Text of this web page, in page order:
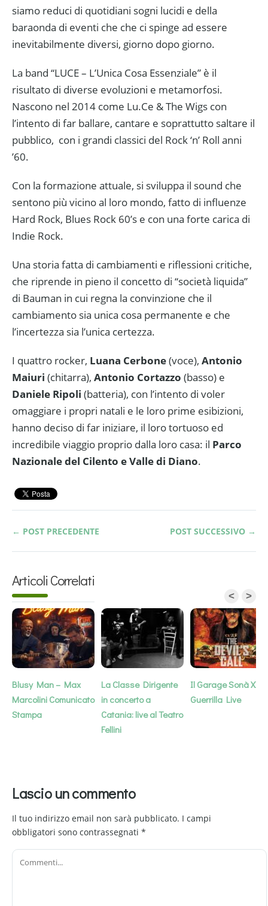
siamo reduci di quotidiani sogni lucidi e della
baraonda di eventi che che ci spinge ad essere
inevitabilmente diversi, giorno dopo giorno.
La band “LUCE – L’Unica Cosa Essenziale” è il
risultato di diverse evoluzioni e metamorfosi.
Nascono nel 2014 come Lu.Ce & The Wigs con
l’intento di far ballare, cantare e soprattutto saltare il
pubblico, con i grandi classici del Rock ‘n’ Roll anni
’60.
Con la formazione attuale, si sviluppa il sound che
sentono più vicino al loro mondo, fatto di influenze
Hard Rock, Blues Rock 60’s e con una forte carica di
Indie Rock.
Una storia fatta di cambiamenti e riflessioni critiche,
che riprende in pieno il concetto di “società liquida”
di Bauman in cui regna la convinzione che il
cambiamento sia unica cosa permanente e che
l’incertezza sia l’unica certezza.
I quattro rocker, Luana Cerbone(voce), Antonio
Maiuri (chitarra), Antonio Cortazzo (basso) e
Daniele Ripoli (batteria), con l’intento di voler
omaggiare i propri natali e le loro prime esibizioni,
hanno deciso di far iniziare, il loro tortuoso ed
incredibile viaggio proprio dalla loro casa: il Parco
Nazionale del Cilento e Valle di Diano.
← POST PRECEDENTE POST SUCCESSIVO →
Articoli Correlati
Blusy Man – Max
Marcolini Comunicato
Stampa
La Classe Dirigente
in concerto a
Catania: live al Teatro
Fellini
Il Garage Sonà XXL
Guerrilla Live
< >
Lascio un commento
Il tuo indirizzo email non sarà pubblicato. I campi
obbligatori sono contrassegnati *